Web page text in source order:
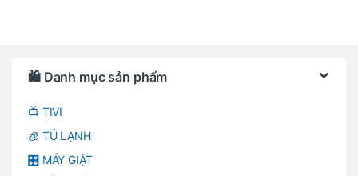
🛍️ Danh mục sản phẩm
📺 TIVI
🧊 TỦ LẠNH
🎛️ MÁY GIẶT